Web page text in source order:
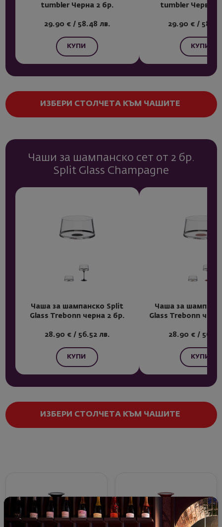
tumbler Черна 2 бр.
29.90 € / 58.48 лв.
КУПИ
tumbler
29.90 € /
КУПИ
ИЗБЕРИ СТОЛЧЕТА КЪМ ЧАШИТЕ
Чаши за шампанско сет от 2 бр.
Split Glass Champagne
Чаша за шампанско Split
Glass Trebonn черна 2 бр.
28.90 € / 56.52 лв.
КУПИ
Чаша за
Glass Trebonn
28.90 € / 56.52
КУПИ
ИЗБЕРИ СТОЛЧЕТА КЪМ ЧАШИТЕ